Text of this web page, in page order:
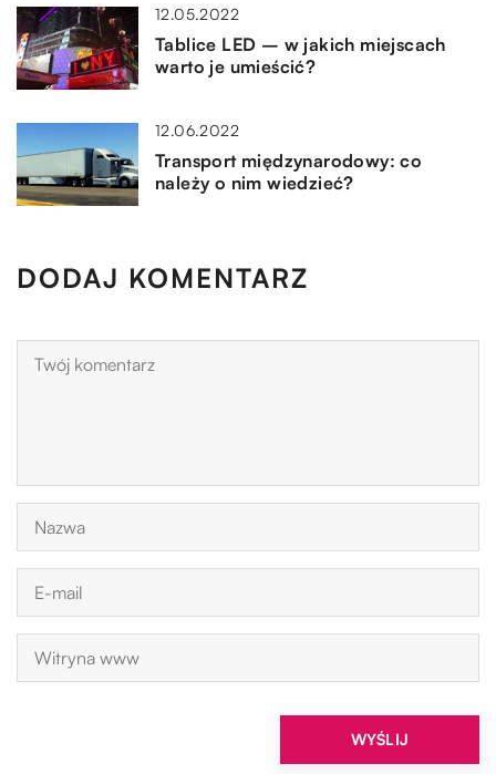
12.05.2022
Tablice LED – w jakich miejscach
warto je umieścić?
12.06.2022
Transport międzynarodowy: co
należy o nim wiedzieć?
DODAJ KOMENTARZ